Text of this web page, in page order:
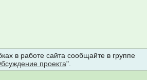
в работе сайта сообщайте в группе
проекта".